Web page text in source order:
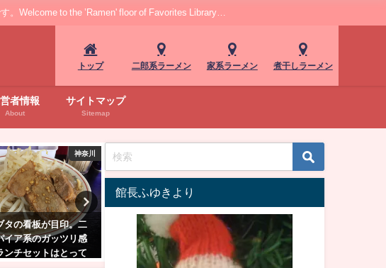
Welcome to the ’Ramen' floor of Favorites Library…
トップ 二郎系ラーメン 家系ラーメン 煮干しラーメン
者情報
About
サイトマップ
Sitemap
東京
」！限
"濃厚な牡蠣の旨味と
コシ
【移転】「神田らぁめん悠」！
あっさりとコクが両立、こだわ
りの醤油ラーメン
千鳥町「麺処 真名呼」！こ
り豚骨醤油とモチモチ麺…
派家系が開業
館長ふゆきより